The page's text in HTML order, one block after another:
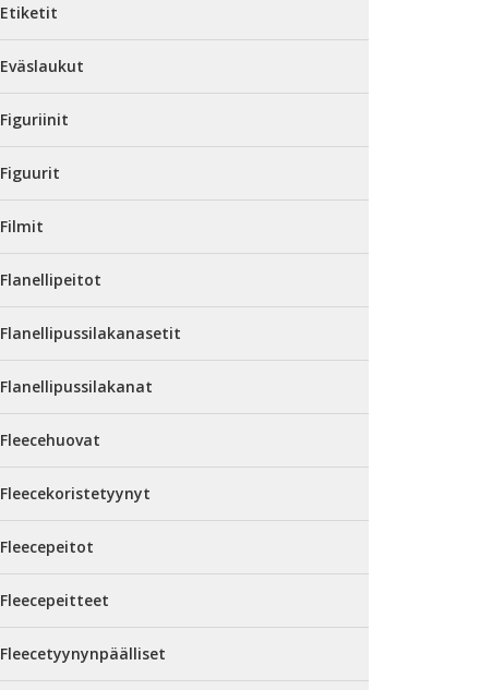
Etiketit
Eväslaukut
Figuriinit
Figuurit
Filmit
Flanellipeitot
Flanellipussilakanasetit
Flanellipussilakanat
Fleecehuovat
Fleecekoristetyynyt
Fleecepeitot
Fleecepeitteet
Fleecetyynynpäälliset